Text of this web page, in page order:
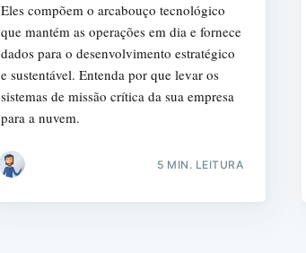
Eles compõem o arcabouço tecnológico
que mantém as operações em dia e fornece
dados para o desenvolvimento estratégico
e sustentável. Entenda por que levar os
sistemas de missão crítica da sua empresa
para a nuvem.
5 MIN. LEITURA